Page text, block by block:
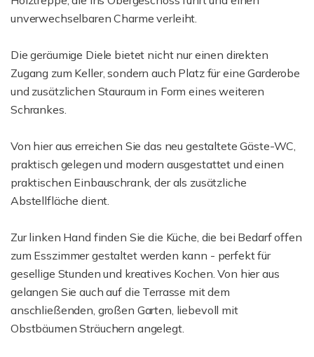
unverwechselbaren Charme verleiht.
Die geräumige Diele bietet nicht nur einen direkten
Zugang zum Keller, sondern auch Platz für eine Garderobe
und zusätzlichen Stauraum in Form eines weiteren
Schrankes.
Von hier aus erreichen Sie das neu gestaltete Gäste-WC,
praktisch gelegen und modern ausgestattet und einen
praktischen Einbauschrank, der als zusätzliche
Abstellfläche dient.
Zur linken Hand finden Sie die Küche, die bei Bedarf offen
zum Esszimmer gestaltet werden kann - perfekt für
gesellige Stunden und kreatives Kochen. Von hier aus
gelangen Sie auch auf die Terrasse mit dem
anschließenden, großen Garten, liebevoll mit
Obstbäumen Sträuchern angelegt.